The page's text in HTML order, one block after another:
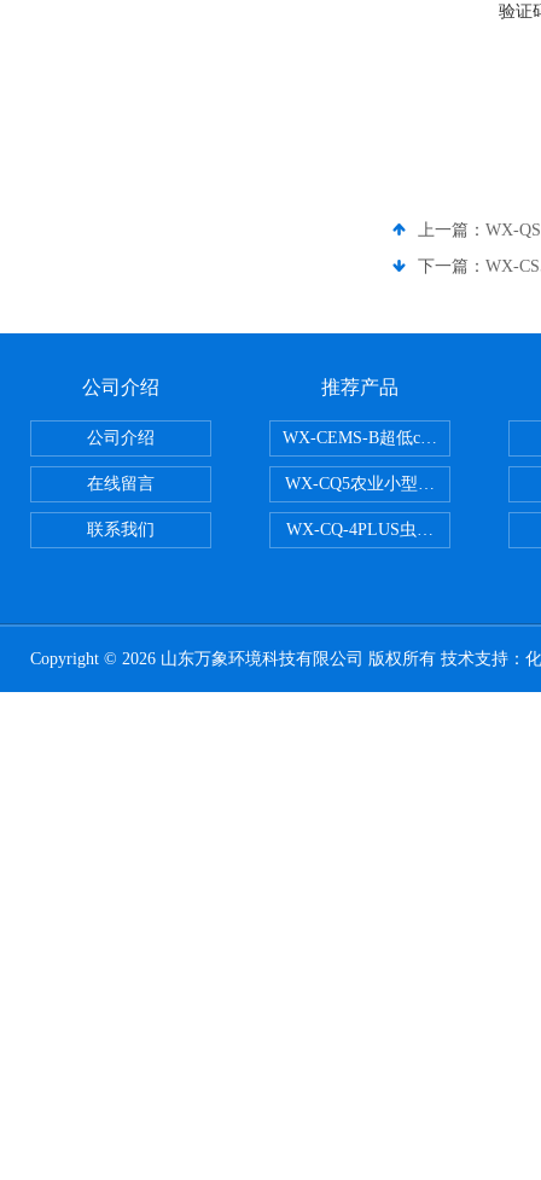
验证
上一篇： WX-
下一篇： WX-
公司介绍
公司介绍
在线留言
联系我们
推荐产品
WX-CEMS-B超低cems烟气监测系
WX-CQ5农业小型气象站
WX-CQ-4PLUS虫情测报灯
Copyright © 2026 山东万象环境科技有限公司 版权所有 技术支持：